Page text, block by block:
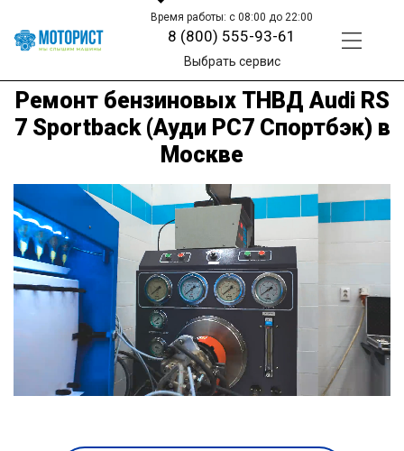
Время работы: с 08:00 до 22:00
8 (800) 555-93-61
Выбрать сервис
Ремонт бензиновых ТНВД Audi RS
7 Sportback (Ауди РС7 Спортбэк) в
Москве